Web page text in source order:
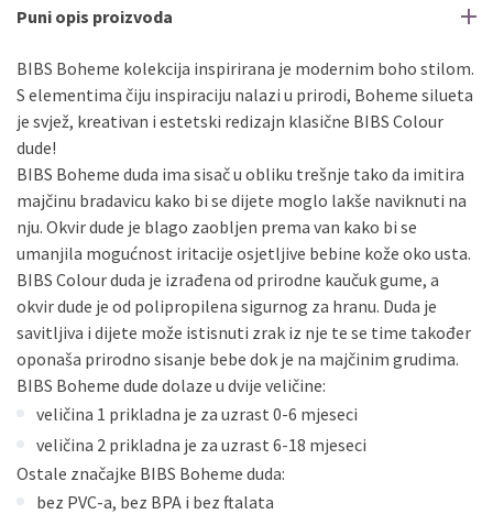
Puni opis proizvoda
BIBS Boheme kolekcija inspirirana je modernim boho stilom.
S elementima čiju inspiraciju nalazi u prirodi, Boheme silueta
je svjež, kreativan i estetski redizajn klasične BIBS Colour
dude!
BIBS Boheme duda ima sisač u obliku trešnje tako da imitira
majčinu bradavicu kako bi se dijete moglo lakše naviknuti na
nju. Okvir dude je blago zaobljen prema van kako bi se
umanjila mogućnost iritacije osjetljive bebine kože oko usta.
BIBS Colour duda je izrađena od prirodne kaučuk gume, a
okvir dude je od polipropilena sigurnog za hranu. Duda je
savitljiva i dijete može istisnuti zrak iz nje te se time također
oponaša prirodno sisanje bebe dok je na majčinim grudima.
BIBS Boheme dude dolaze u dvije veličine:
veličina 1 prikladna je za uzrast 0-6 mjeseci
veličina 2 prikladna je za uzrast 6-18 mjeseci
Ostale značajke BIBS Boheme duda:
bez PVC-a, bez BPA i bez ftalata